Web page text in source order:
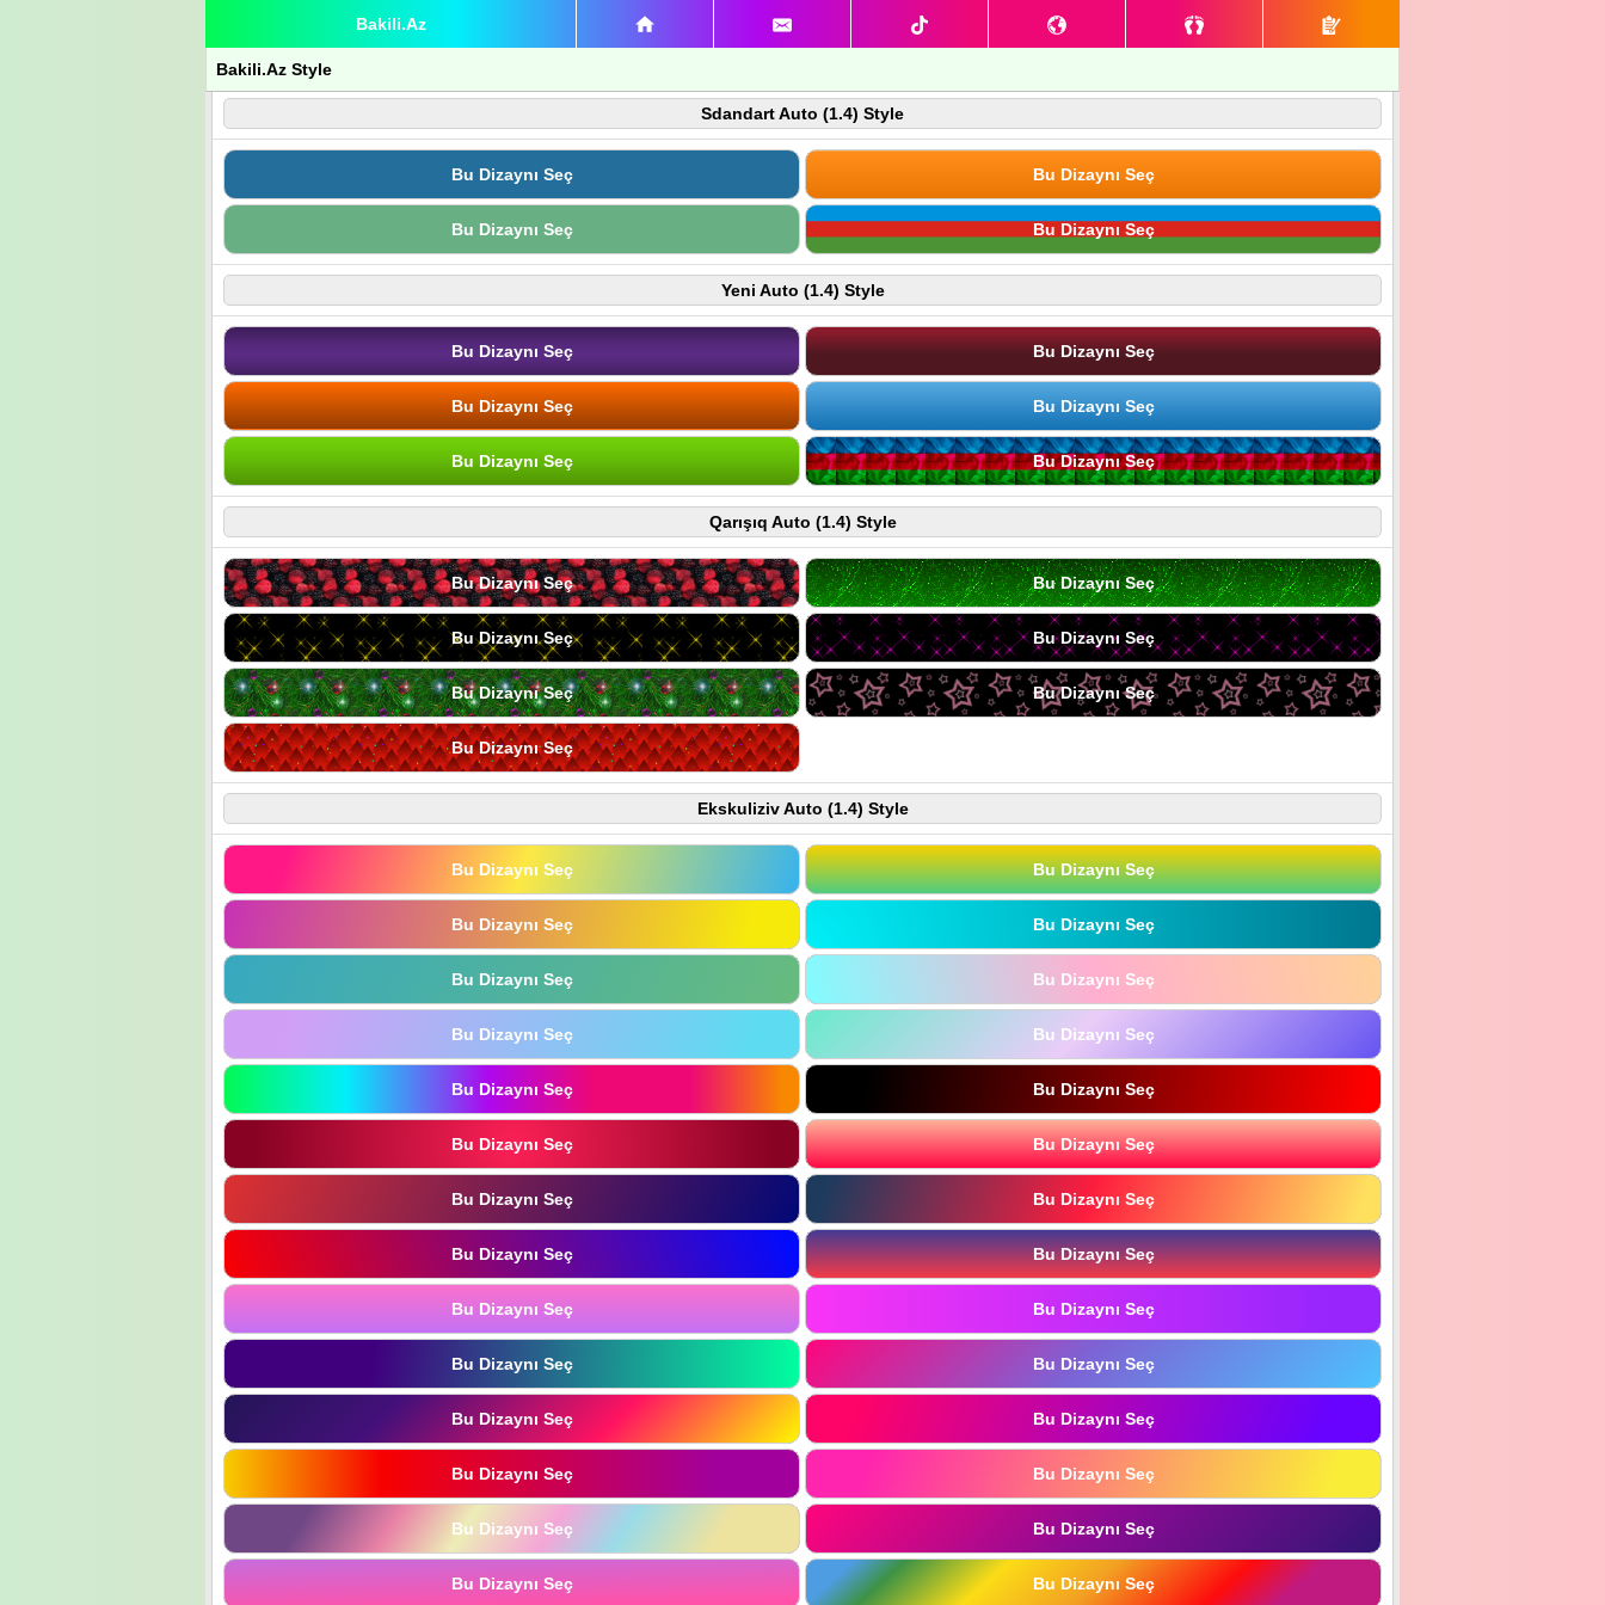
Bakili.Az
Bakili.Az Style
Sdandart Auto (1.4) Style
Bu Dizaynı Seç Bu Dizaynı Seç
Bu Dizaynı Seç Bu Dizaynı Seç
Yeni Auto (1.4) Style
Bu Dizaynı Seç Bu Dizaynı Seç
Bu Dizaynı Seç Bu Dizaynı Seç
Bu Dizaynı Seç Bu Dizaynı Seç
Qarışıq Auto (1.4) Style
Bu Dizaynı Seç Bu Dizaynı Seç
Bu Dizaynı Seç Bu Dizaynı Seç
Bu Dizaynı Seç Bu Dizaynı Seç
Bu Dizaynı Seç
Ekskuliziv Auto (1.4) Style
Bu Dizaynı Seç Bu Dizaynı Seç
Bu Dizaynı Seç Bu Dizaynı Seç
Bu Dizaynı Seç Bu Dizaynı Seç
Bu Dizaynı Seç Bu Dizaynı Seç
Bu Dizaynı Seç Bu Dizaynı Seç
Bu Dizaynı Seç Bu Dizaynı Seç
Bu Dizaynı Seç Bu Dizaynı Seç
Bu Dizaynı Seç Bu Dizaynı Seç
Bu Dizaynı Seç Bu Dizaynı Seç
Bu Dizaynı Seç Bu Dizaynı Seç
Bu Dizaynı Seç Bu Dizaynı Seç
Bu Dizaynı Seç Bu Dizaynı Seç
Bu Dizaynı Seç Bu Dizaynı Seç
Bu Dizaynı Seç Bu Dizaynı Seç